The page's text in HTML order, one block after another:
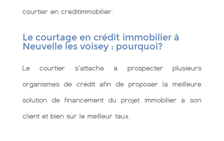
courtier en créditimmobilier.
Le courtage en crédit immobilier à
Neuvelle les voisey : pourquoi?
Le courtier s'attache à prospecter plusieurs
organismes de crédit afin de proposer la meilleure
solution de financement du projet immobilier à son
client et bien sùr le meilleur taux.